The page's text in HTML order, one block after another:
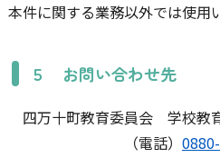
本件に関する業務以外では使用
５ お問い合わせ先
四万十町教育委員会 学校教
（電話）